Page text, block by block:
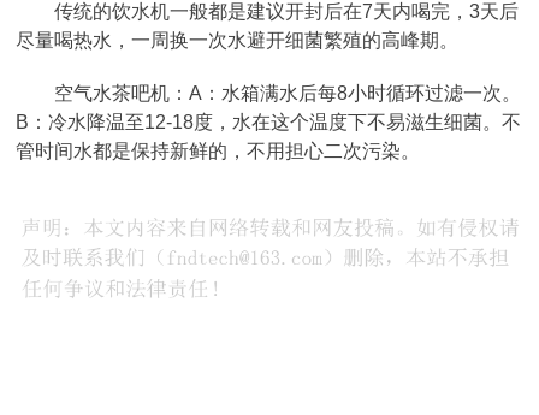
传统的饮水机一般都是建议开封后在7天内喝完，3天后
尽量喝热水，一周换一次水避开细菌繁殖的高峰期。
空气水茶吧机：A：水箱满水后每8小时循环过滤一次。
B：冷水降温至12-18度，水在这个温度下不易滋生细菌。不
管时间水都是保持新鲜的，不用担心二次污染。